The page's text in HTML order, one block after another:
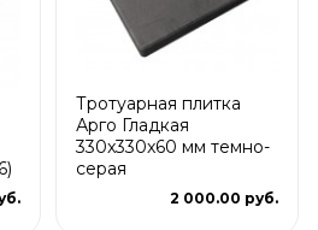
Тротуарная плитка
Арго Гладкая
330x330x60 мм темно-
серая
2 000.00 руб.